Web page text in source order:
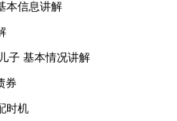
本信息讲解
子 基本情况讲解
券
时机